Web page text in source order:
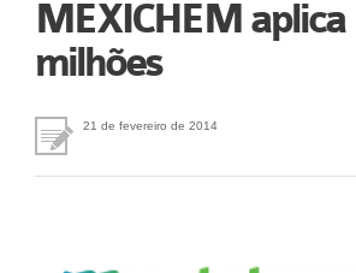
Abrangência
Contribuição Sindical 2026
Prestação de Contas
Central de Comunicação
MEXICHEM aplica
milhões
21 de fevereiro de 2014